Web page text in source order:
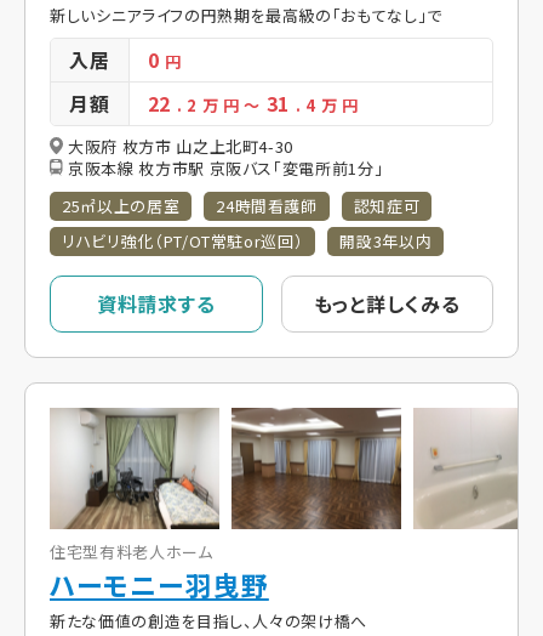
新しいシニアライフの円熟期を最高級の「おもてなし」で
入居 0 円
月額 22 . 2 万 円～ 31 . 4 万 円
大阪府 枚方市 山之上北町4-30
京阪本線 枚方市駅 京阪バス「変電所前1分」
25㎡以上の居室
24時間看護師
認知症可
リハビリ強化（PT/OT常駐or巡回）
開設3年以内
資料請求する もっと詳しくみる
住宅型有料老人ホーム
ハーモニー羽曳野
新たな価値の創造を目指し、人々の架け橋へ